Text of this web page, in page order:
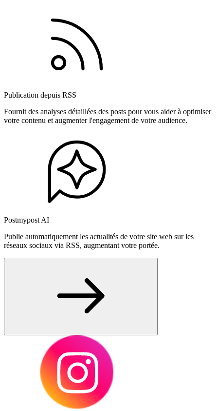
Publication depuis RSS
Fournit des analyses détaillées des posts pour vous aider à optimiser
votre contenu et augmenter l'engagement de votre audience.
Postmypost AI
Publie automatiquement les actualités de votre site web sur les
réseaux sociaux via RSS, augmentant votre portée.